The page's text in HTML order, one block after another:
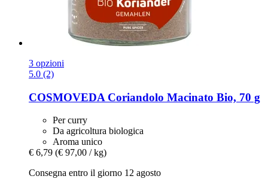
3 opzioni
5.0 (2)
COSMOVEDA Coriandolo Macinato Bio, 70 g
Per curry
Da agricoltura biologica
Aroma unico
€ 6,79 (€ 97,00 / kg)
Consegna entro il giorno 12 agosto